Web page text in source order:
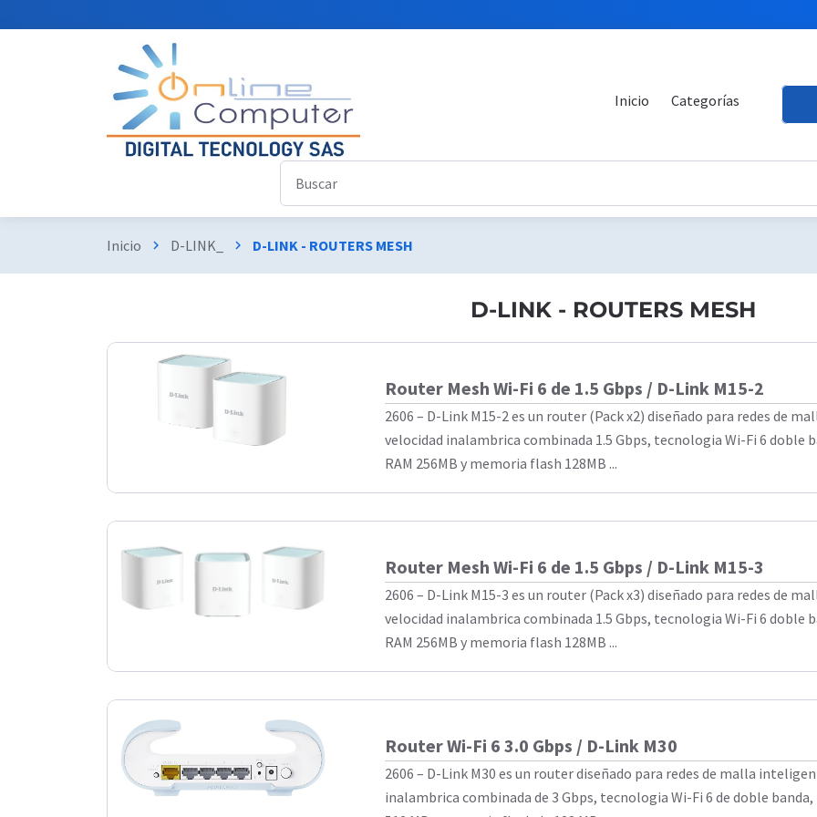
Inicio Categorías
Inicio chevron_right D-LINK_ chevron_right D-LINK - ROUTERS MESH
D-LINK - ROUTERS MESH
Router Mesh Wi-Fi 6 de 1.5 Gbps / D-Link M15-2
2606 – D-Link M15-2 es un router (Pack x2) diseñado para redes de
velocidad inalambrica combinada 1.5 Gbps, tecnologia Wi-Fi 6 doble
RAM 256MB y memoria flash 128MB ...
Router Mesh Wi-Fi 6 de 1.5 Gbps / D-Link M15-3
2606 – D-Link M15-3 es un router (Pack x3) diseñado para redes de
velocidad inalambrica combinada 1.5 Gbps, tecnologia Wi-Fi 6 doble
RAM 256MB y memoria flash 128MB ...
Router Wi-Fi 6 3.0 Gbps / D-Link M30
2606 – D-Link M30 es un router diseñado para redes de malla
inalambrica combinada de 3 Gbps, tecnologia Wi-Fi 6 de doble banda,